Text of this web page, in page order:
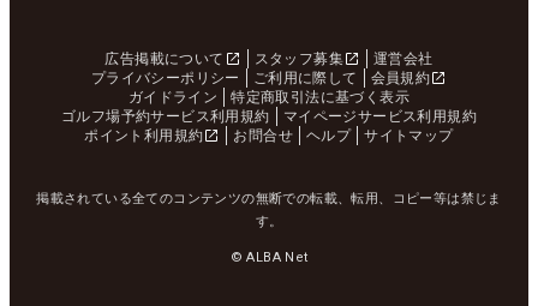
広告掲載について スタッフ募集
運営会社
プライバシーポリシー
ご利用に際して
会員規約
ガイドライン
特定商取引法に基づく表示
ゴルフ場予約サービス利用規約
マイページサービス利用規約
ポイント利用規約
お問合せ ヘルプ サイトマップ
掲載されている全てのコンテンツの無断での転載、転用、コピー等は禁じま
す。
© ALBA Net